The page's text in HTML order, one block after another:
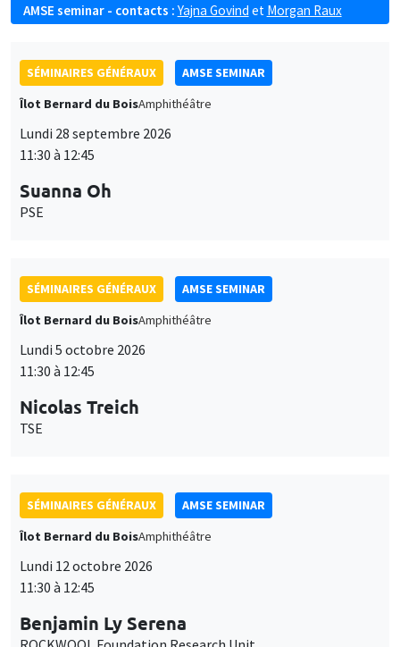
AMSE seminar - contacts : Yajna Govind et Morgan Raux
SÉMINAIRES GÉNÉRAUX
AMSE SEMINAR
Îlot Bernard du BoisAmphithéâtre
Lundi 28 septembre 2026
11:30 à 12:45
Suanna Oh
PSE
SÉMINAIRES GÉNÉRAUX
AMSE SEMINAR
Îlot Bernard du BoisAmphithéâtre
Lundi 5 octobre 2026
11:30 à 12:45
Nicolas Treich
TSE
SÉMINAIRES GÉNÉRAUX
AMSE SEMINAR
Îlot Bernard du BoisAmphithéâtre
Lundi 12 octobre 2026
11:30 à 12:45
Benjamin Ly Serena